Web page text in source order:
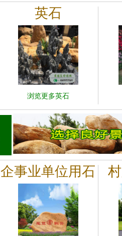
英石
浏览更多英石
企事业单位用石